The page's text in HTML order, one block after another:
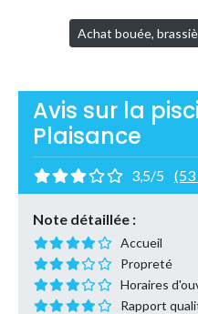
Achat bouée,
Avis sur la
Plaisance
3,5/5 (53
Note détaillée :
Accueil
Propreté
Horaires
Rapport